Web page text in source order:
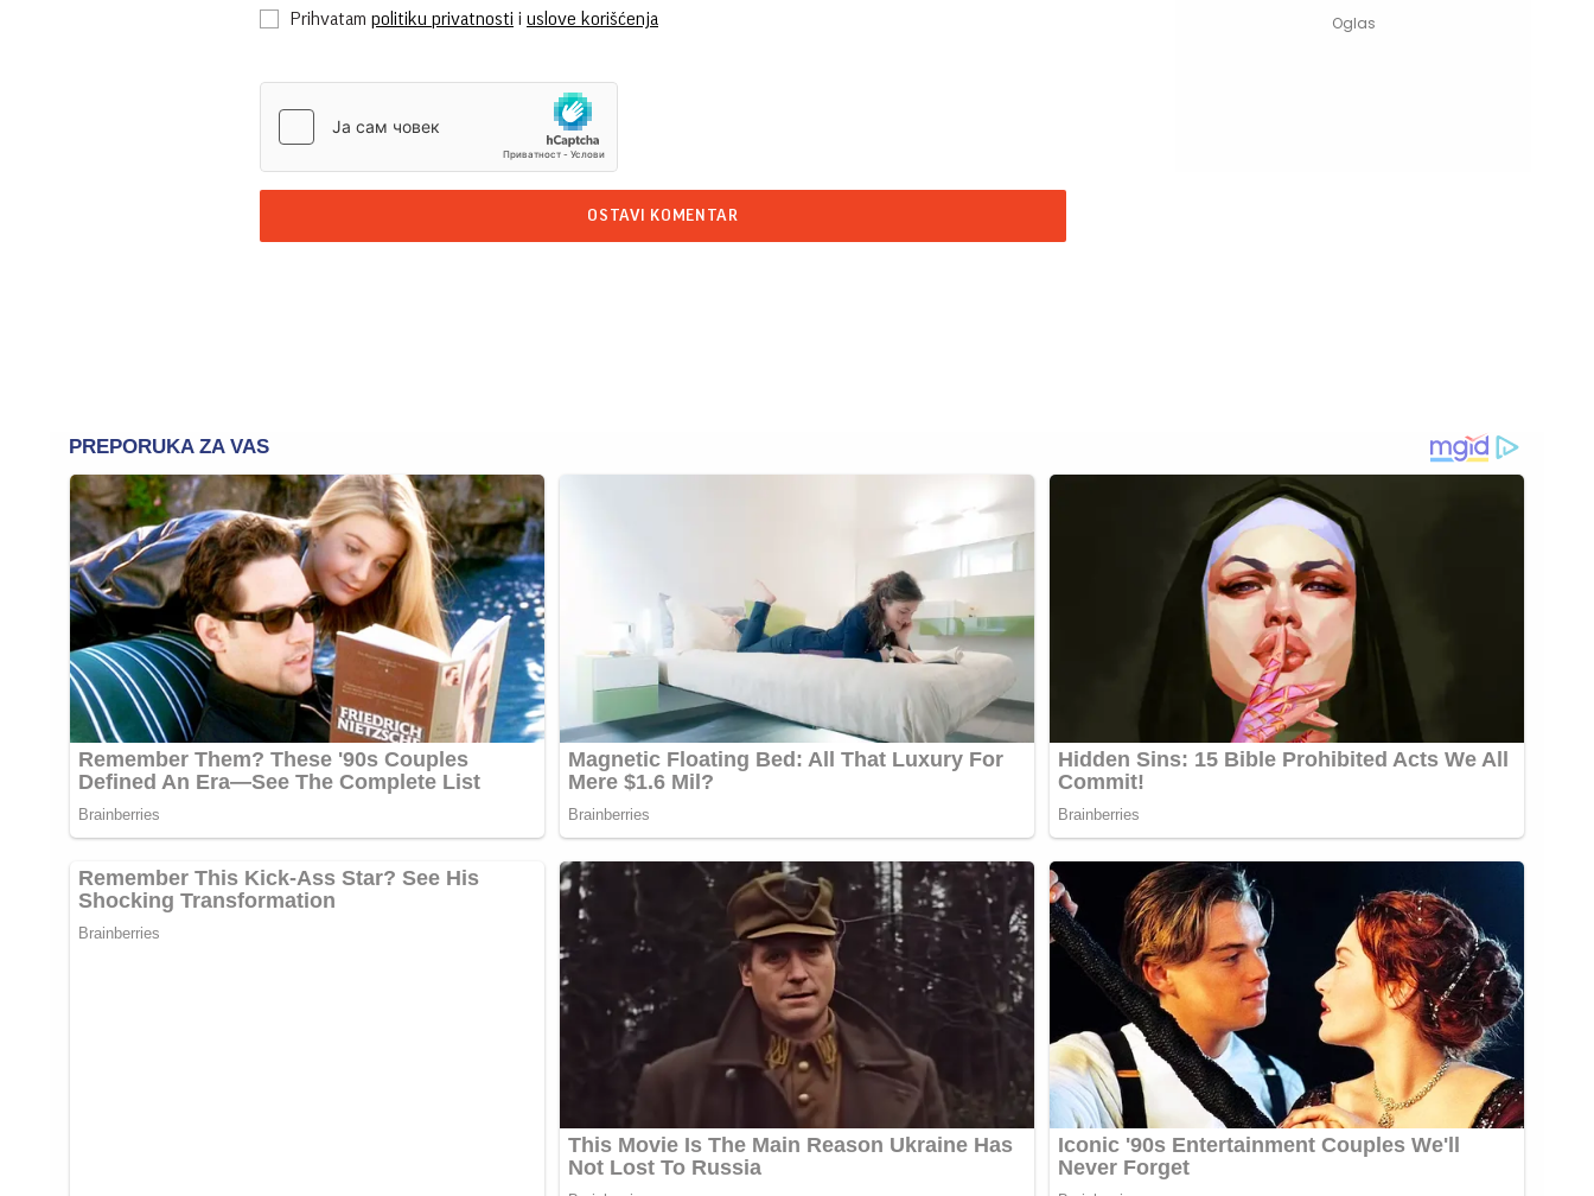
Prihvatam politiku privatnosti i uslove korišćenja
OSTAVI KOMENTAR